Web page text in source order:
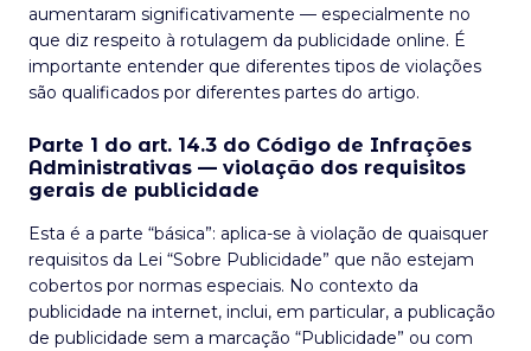
aumentaram significativamente — especialmente no
que diz respeito à rotulagem da publicidade online. É
importante entender que diferentes tipos de violações
são qualificados por diferentes partes do artigo.
Parte 1 do art. 14.3 do Código de Infrações
Administrativas — violação dos requisitos
gerais de publicidade
Esta é a parte “básica”: aplica-se à violação de quaisquer
requisitos da Lei “Sobre Publicidade” que não estejam
cobertos por normas especiais. No contexto da
publicidade na internet, inclui, em particular, a publicação
de publicidade sem a marcação “Publicidade” ou com